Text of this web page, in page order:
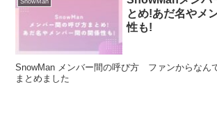
SnowMan
とめ!あだ名やメ
性も!
SnowMan メンバー間の呼び方 ファンからなんて呼ばれているのか
まとめました